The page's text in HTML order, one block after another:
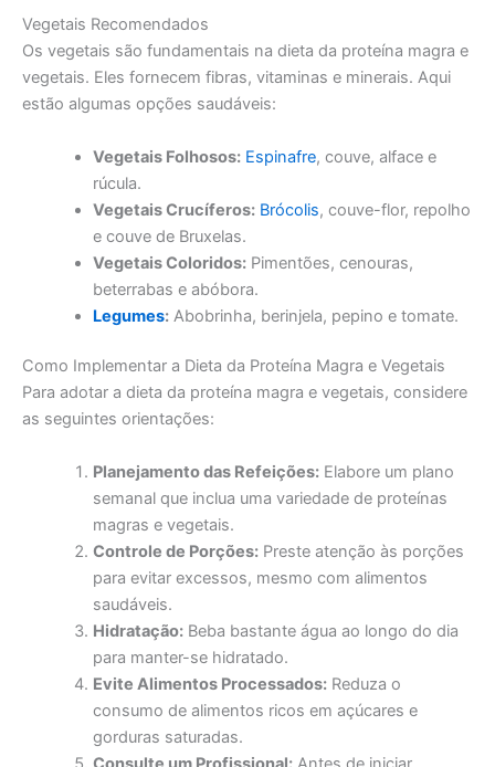
Vegetais Recomendados
Os vegetais são fundamentais na dieta da proteína magra e
vegetais. Eles fornecem fibras, vitaminas e minerais. Aqui
estão algumas opções saudáveis:
Vegetais Folhosos: Espinafre, couve, alface e
rúcula.
Vegetais Crucíferos: Brócolis, couve-flor, repolho
e couve de Bruxelas.
Vegetais Coloridos:Pimentões, cenouras,
beterrabas e abóbora.
Legumes:Abobrinha, berinjela, pepino e tomate.
Como Implementar a Dieta da Proteína Magra e Vegetais
Para adotar a dieta da proteína magra e vegetais, considere
as seguintes orientações:
Planejamento das Refeições:Elabore um plano
semanal que inclua uma variedade de proteínas
magras e vegetais.
Controle de Porções:Preste atenção às porções
para evitar excessos, mesmo com alimentos
saudáveis.
Hidratação:Beba bastante água ao longo do dia
para manter-se hidratado.
Evite Alimentos Processados:Reduza o
consumo de alimentos ricos em açúcares e
gorduras saturadas.